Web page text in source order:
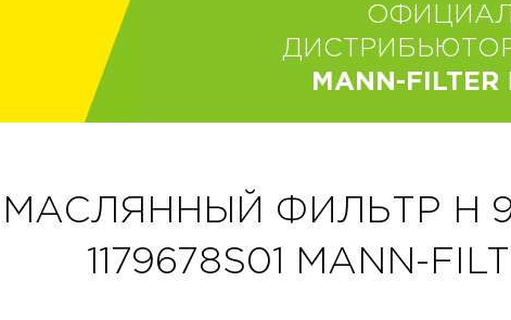
MANN-FILTER
МАСЛЯННЫЙ ФИЛЬТР H
1179678S01 MANN-